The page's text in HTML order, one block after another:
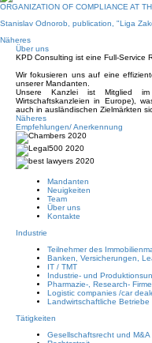
ORGANIZATION OF COMPLIANCE AT
Stanislav Odnorob, publication, "Liga
Näheres
Über uns
KPD Consulting ist eine Full-Service
Wir fokusieren uns auf eine
unserer Mandanten.
Unsere Kanzlei ist Mitglied im
Wirtschaftskanzleien in Europe),
auch in ausländischen Zielmärkten
Näheres
Empfehlungen/ Anerkennung
Mandanten
Neuigkeiten
Team
Über uns
Kontakte
Industrie
Teilnehmer des
Banken, Versicherungen,
IT / TMT
Industrie- und
Pharmazie-, Research-
Logistic companies /car
Landwirtschaftliche Betriebe
Tätigkeiten
Gesellschaftsrecht und M&A